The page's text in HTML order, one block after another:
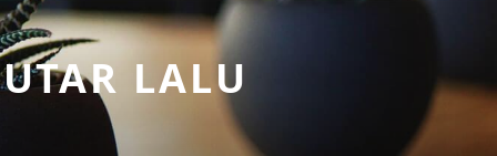
LALU